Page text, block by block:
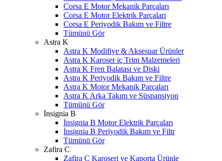
Corsa E Motor Mekanik Parçaları
Corsa E Motor Elektrik Parçaları
Corsa E Periyodik Bakım ve Filtre
Tümünü Gör
Astra K
Astra K Modifiye & Aksesuar Ürünler
Astra K Karoser iç Trim Malzemeleri
Astra K Fren Balatası ve Diski
Astra K Periyodik Bakım ve Filtre
Astra K Motor Mekanik Parçaları
Astra K Arka Takım ve Süspansiyon
Tümünü Gör
İnsignia B
İnsignia B Motor Elektrik Parçaları
İnsignia B Periyodik Bakım ve Filtr
Tümünü Gör
Zafira C
Zafira C Karoseri ve Kaporta Ürünle